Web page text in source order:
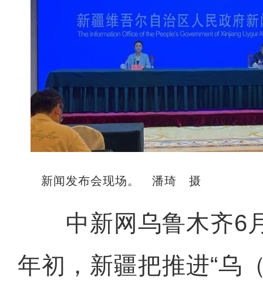
新闻发布会现场。 潘琦 摄
中新网乌鲁木齐6
年初，新疆把推进“乌